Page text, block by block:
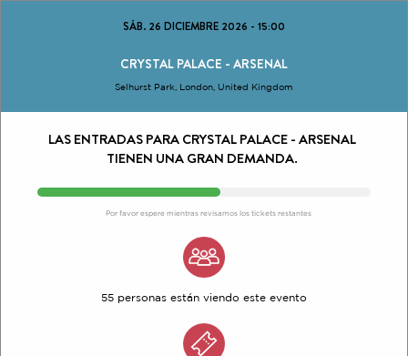
SÁB. 26 DICIEMBRE 2026 - 15:00
CRYSTAL PALACE - ARSENAL
Selhurst Park, London, United Kingdom
LAS ENTRADAS PARA CRYSTAL PALACE - ARSENAL
TIENEN UNA GRAN DEMANDA.
Por favor espere mientras revisamos los tickets restantes
55 personas están viendo este evento